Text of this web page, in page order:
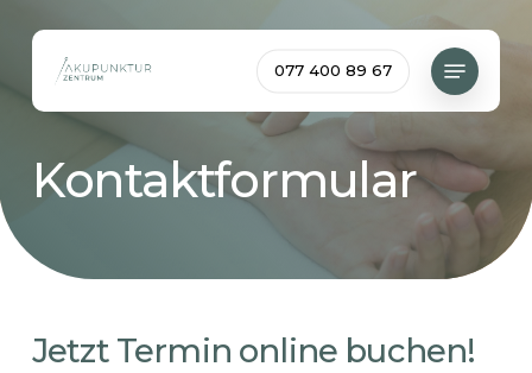
077 400 89 67
Menu
Kontaktformular
Jetzt Termin online buchen!